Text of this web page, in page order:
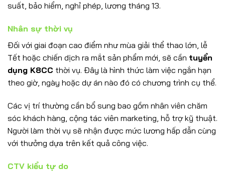
suất, bảo hiểm, nghỉ phép, lương tháng 13.
Nhân sự thời vụ
Đối với giai đoạn cao điểm như mùa giải thể thao lớn, lễ
Tết hoặc chiến dịch ra mắt sản phẩm mới, sẽ cần tuyển
dụng K8CC thời vụ. Đây là hình thức làm việc ngắn hạn
theo giờ, ngày hoặc dự án nào đó có chương trình cụ thể.
Các vị trí thường cần bổ sung bao gồm nhân viên chăm
sóc khách hàng, cộng tác viên marketing, hỗ trợ kỹ thuật.
Người làm thời vụ sẽ nhận được mức lương hấp dẫn cùng
với thưởng dựa trên kết quả công việc.
CTV kiểu tự do